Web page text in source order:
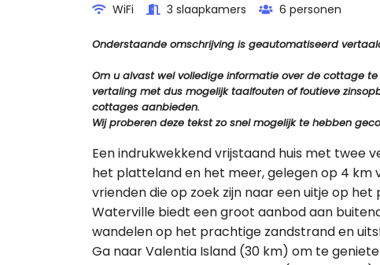
WiFi 3 slaapkamers 6 personen
Onderstaande omschrijving is geautomatiseerd
Om u alvast wel volledige informatie over de cottage
vertaling met dus mogelijk taalfouten of foutieve
cottages aanbieden.
Wij proberen deze tekst zo snel mogelijk te hebben
Een indrukwekkend vrijstaand huis met twee
het platteland en het meer, gelegen op 4 km
vrienden die op zoek zijn naar een uitje op
Waterville biedt een groot aanbod aan
wandelen op het prachtige zandstrand en
Ga naar Valentia Island (30 km) om te